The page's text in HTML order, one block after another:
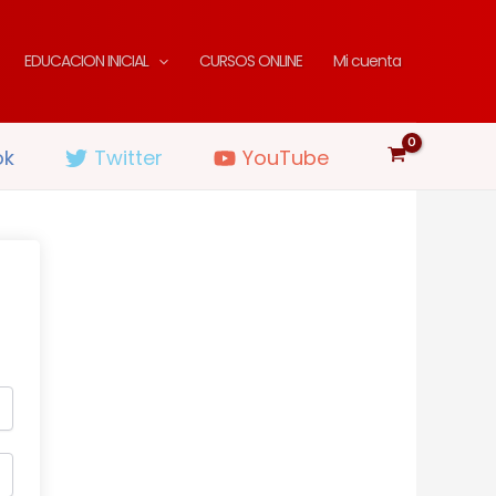
EDUCACION INICIAL CURSOS ONLINE Mi cuenta
Twitter YouTube